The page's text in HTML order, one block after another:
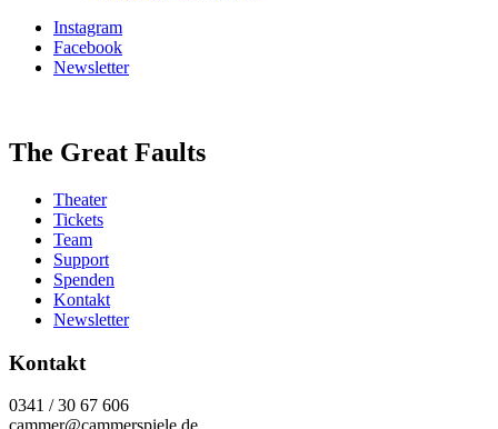
Instagram
Facebook
Newsletter
The Great Faults
Theater
Tickets
Team
Support
Spenden
Kontakt
Newsletter
Kontakt
0341 / 30 67 606